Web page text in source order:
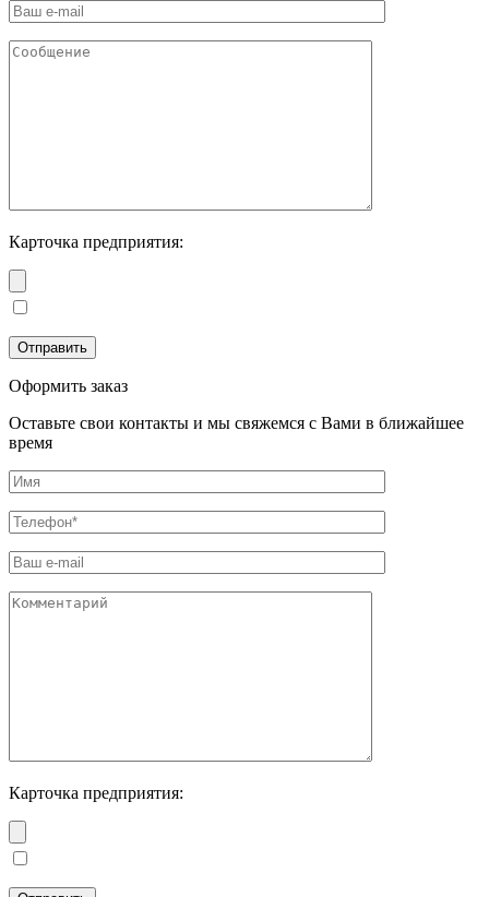
Карточка предприятия:
Оформить заказ
Оставьте свои контакты и мы свяжемся с Вами в ближайшее
время
Карточка предприятия: